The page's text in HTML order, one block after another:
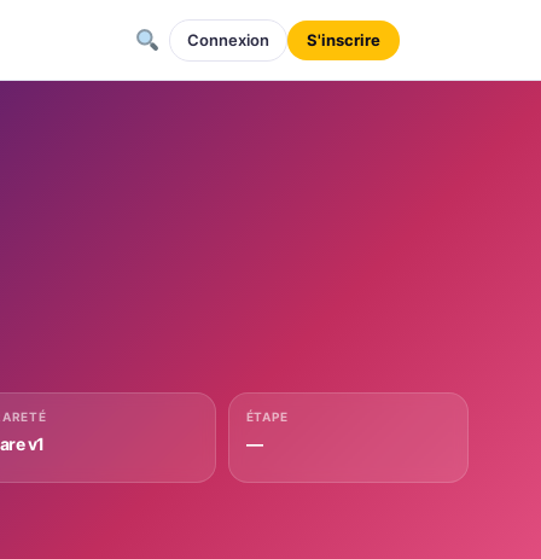
Connexion S'inscrire
v1
ÉTAPE
—